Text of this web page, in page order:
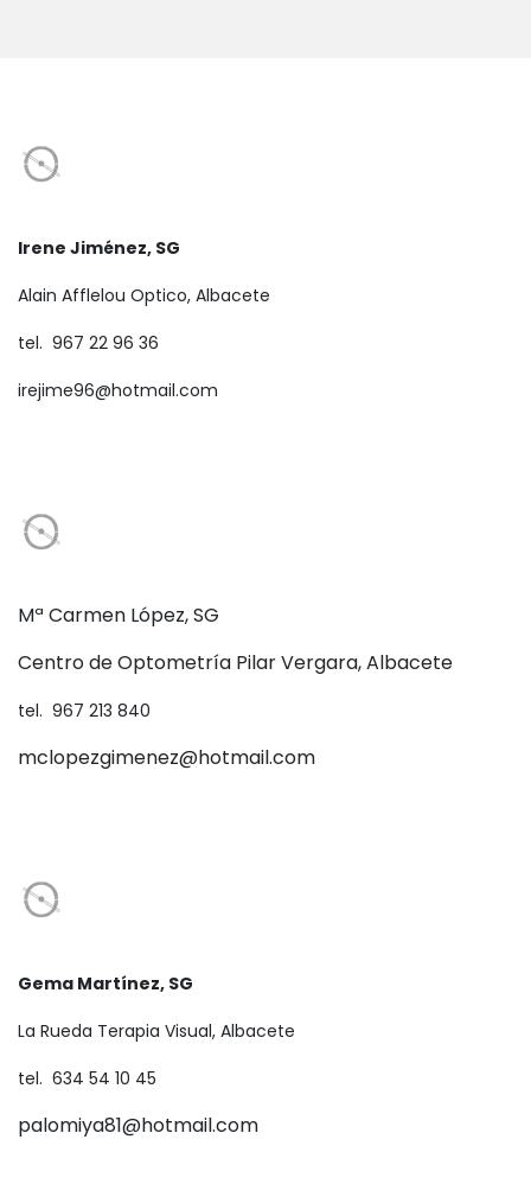
Irene Jiménez, SG
Alain Afflelou Optico, Albacete
tel. 967 22 96 36
irejime96@hotmail.com
Mª Carmen López, SG
Centro de Optometría Pilar Vergara, Albacete
tel. 967 213 840
mclopezgimenez@hotmail.com
Gema Martínez, SG
La Rueda Terapia Visual, Albacete
tel. 634 54 10 45
palomiya81@hotmail.com